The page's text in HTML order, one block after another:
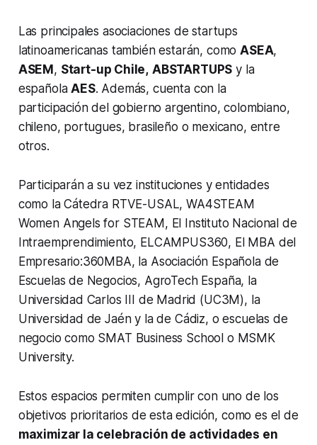
Las principales asociaciones destartups
latinoamericanas también estarán, comoASEA,
ASEM, Start-up Chile, ABSTARTUPS y la
españolaAES. Además, cuenta con la
participación del gobierno argentino, colombiano,
chileno, portugues, brasileño o mexicano, entre
otros.
Participarán a su vez instituciones y entidades
como la Cátedra RTVE-USAL, WA4STEAM
Women Angels for STEAM, El Instituto Nacional de
Intraemprendimiento, ELCAMPUS360, El MBA del
Empresario:360MBA, la Asociación Española de
Escuelas de Negocios, AgroTech España, la
Universidad Carlos III de Madrid (UC3M), la
Universidad de Jaén y la de Cádiz, o escuelas de
negocio como SMAT Business School o MSMK
University.
Estos espacios permiten cumplir con uno de los
objetivos prioritarios de esta edición, como es el de
maximizar la celebración de actividades en